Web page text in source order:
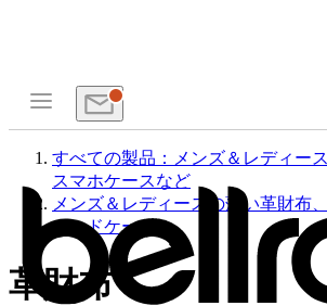
すべての製品：メンズ＆レディー
スマホケースなど
メンズ＆レディースの薄い革財布
カードケース
革財布